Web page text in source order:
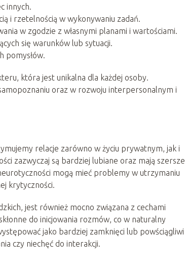
innych.
i rzetelnością w wykonywaniu zadań.
w zgodzie z własnymi planami i wartościami.
się warunków lub sytuacji.
pomysłów.
która jest unikalna dla każdej osoby.
oraz w rozwoju interpersonalnym i
relacje zarówno w życiu prywatnym, jak i
zazwyczaj są bardziej lubiane oraz mają szersze
mogą mieć problemy w utrzymaniu
krytyczności.
jest również mocno związana z cechami
do inicjowania rozmów, co w naturalny
jako bardziej zamknięci lub powściągliwi
czy niechęć do interakcji.